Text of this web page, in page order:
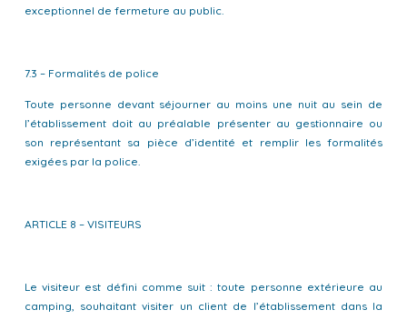
exceptionnel de fermeture au public.
7.3 – Formalités de police
Toute personne devant séjourner au moins une nuit au sein de
l’établissement doit au préalable présenter au gestionnaire ou
son représentant sa pièce d’identité et remplir les formalités
exigées par la police.
ARTICLE 8 – VISITEURS
Le visiteur est défini comme suit : toute personne extérieure au
camping, souhaitant visiter un client de l’établissement dans la